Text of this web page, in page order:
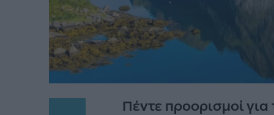
Πέντε προορισμοί